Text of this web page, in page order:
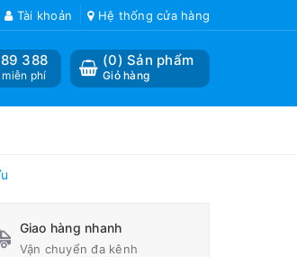
Tài khoản Hệ thống cửa hàng
(0) Sản phẩm
Giỏ hàng
388
phí
Giao hàng nhanh
Vận chuyển đa kênh